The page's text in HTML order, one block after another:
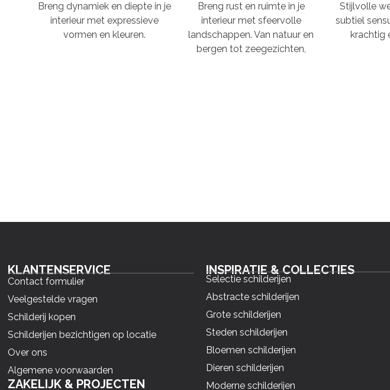
Breng dynamiek en diepte in je
interieur met expressieve
vormen en kleuren.
Breng rust en ruimte in je
interieur met sfeervolle
landschappen. Van natuur en
bergen tot zeegezichten,
Stijlvolle
subtiel
krachtig
KLANTENSERVICE
Contact formulier
Veelgestelde vragen
Schilderij kopen
Schilderijen bezichtigen op locatie
Over ons
Algemene voorwaarden
ZAKELIJK & PROJECTEN
INSPIRATIE & COLLECTIES
Selectie schilderijen
Abstracte schilderijen
Grote schilderijen
Steden schilderijen
Bloemen schilderijen
Dieren schilderijen
Moderne schilderijen